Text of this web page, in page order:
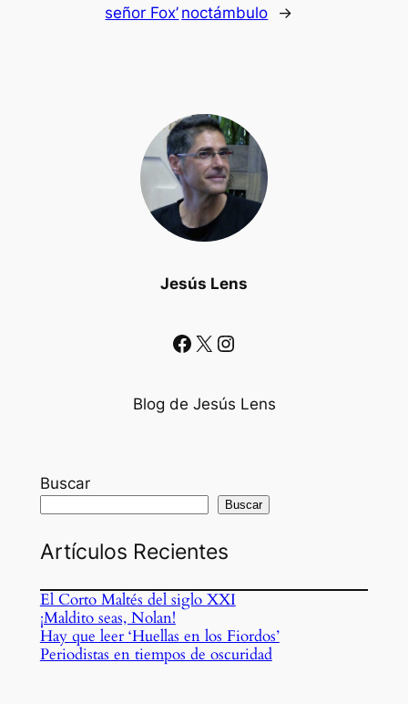
Jesús Lens
Facebook X Instagram
Blog de Jesús Lens
señor Fox’ noctámbulo
→
Buscar
Buscar
Artículos Recientes
El Corto Maltés del siglo XXI
¡Maldito seas, Nolan!
Hay que leer ‘Huellas en los Fiordos’
Periodistas en tiempos de oscuridad